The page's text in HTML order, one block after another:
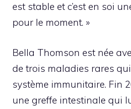
est stable et c’est en soi
pour le moment. »
Bella Thomson est née
de trois maladies rares qui
système immunitaire. Fin
une greffe intestinale qui